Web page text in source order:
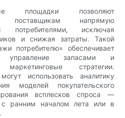
площадки позволяют
поставщикам напрямую
потребителями, исключая
и снижая затраты. Такой
потребителю» обеспечивает
управление запасами и
маркетинговые стратегии.
использовать аналитику
моделей покупательского
всплесков спроса —
ранним началом лета или в